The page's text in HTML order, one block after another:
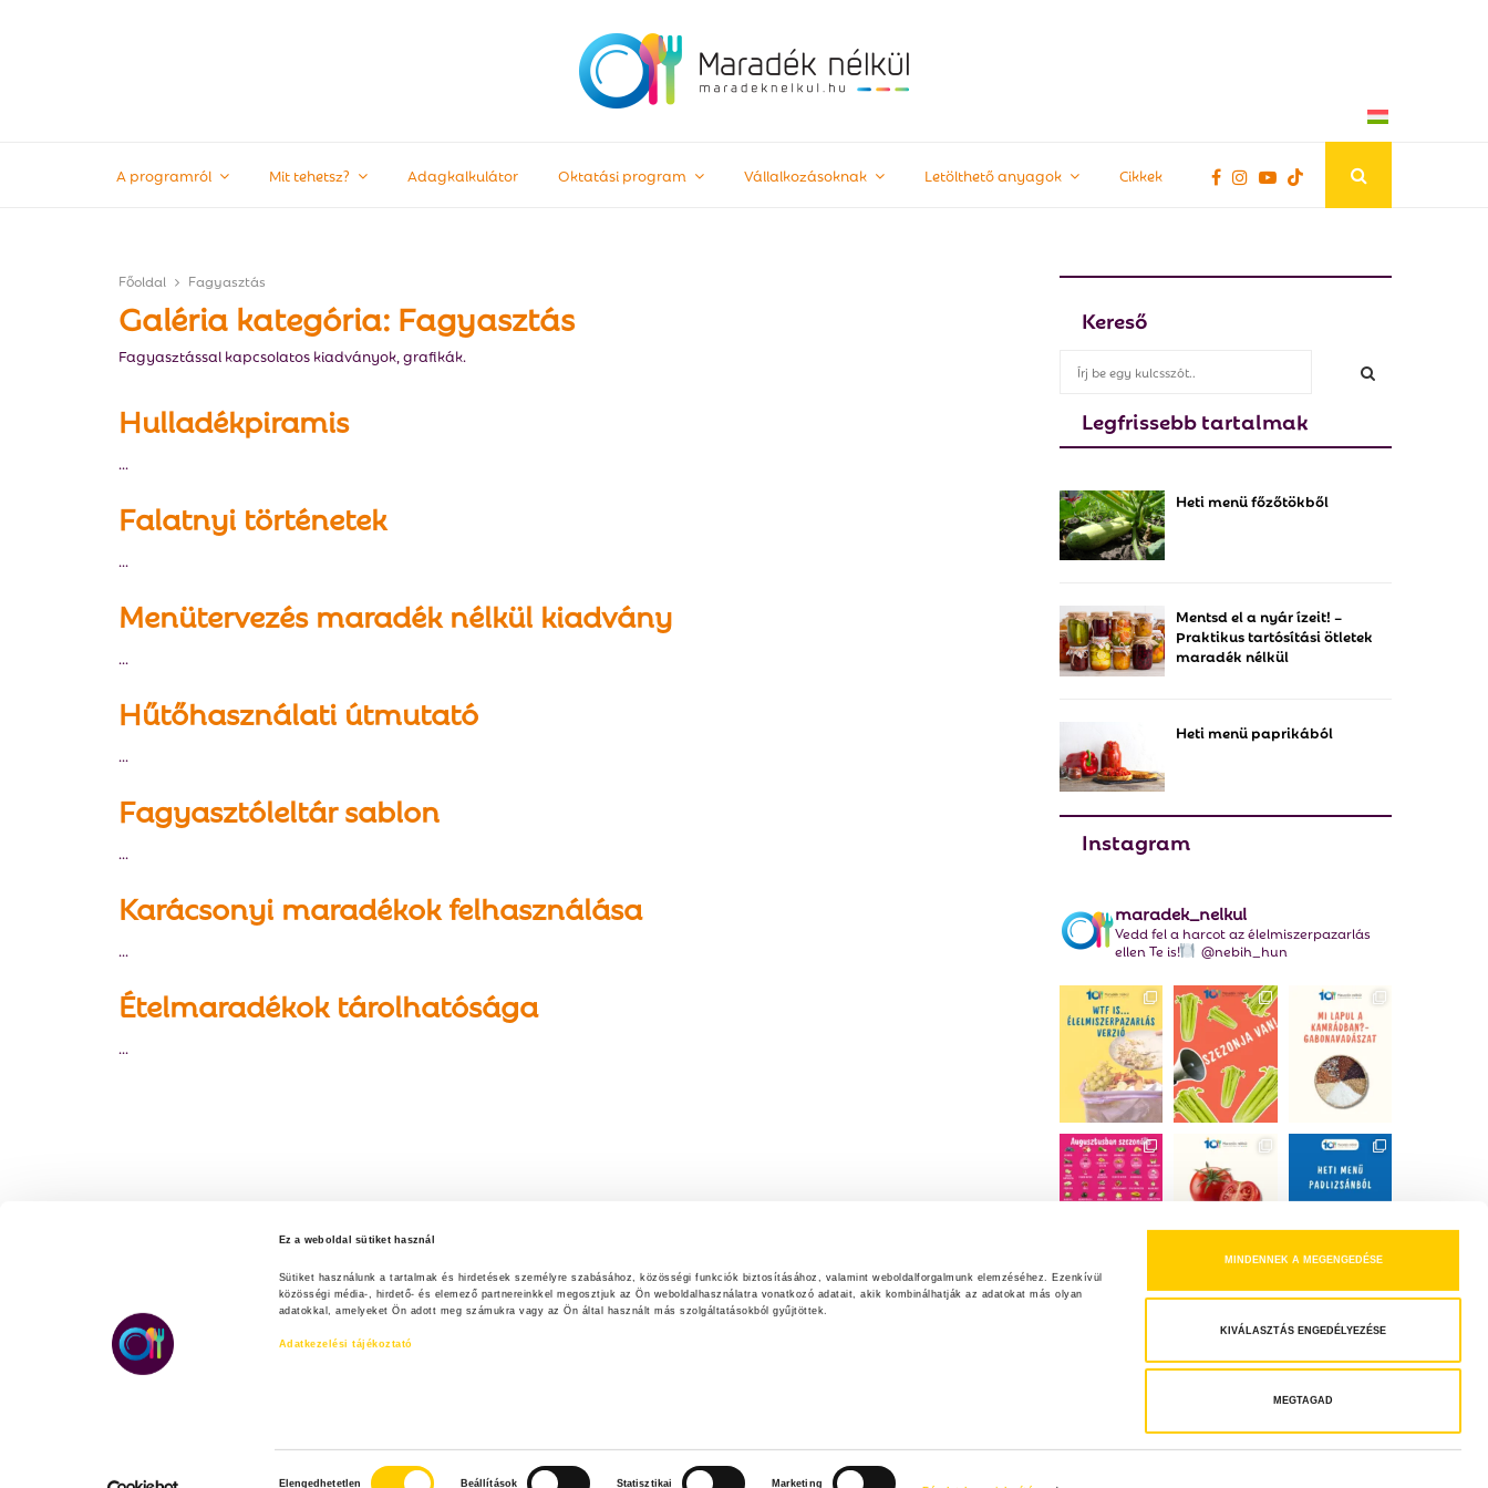
Ez a weboldal sütiket használ
Sütiket használunk a tartalmak és hirdetések személyre szabásához, közösségi funkciók biztosításához, valamint weboldalforgalmunk elemzéséhez. Ezenkívül
közösségi média-, hirdető- és elemező partnereinkkel megosztjuk az Ön weboldalhasználatra vonatkozó adatait, akik kombinálhatják az adatokat más olyan
adatokkal, amelyeket Ön adott meg számukra vagy az Ön által használt más szolgáltatásokból gyűjtöttek.
Adatkezelési tájékoztató
Elengedhetetlen
Beállítások Statisztikai Marketing
MINDENNEK A MEGENGEDÉSE
KIVÁLASZTÁS ENGEDÉLYEZÉSE
MEGTAGAD
A programról Mit tehetsz? Adagkalkulátor Oktatási program Vállalkozásoknak Letölthető anyagok Cikkek
Főoldal Fagyasztás
Galéria kategória: Fagyasztás
Fagyasztással kapcsolatos kiadványok, grafikák.
Hulladékpiramis
...
Falatnyi történetek
...
Menütervezés maradék nélkül kiadvány
...
Hűtőhasználati útmutató
...
Fagyasztóleltár sablon
...
Karácsonyi maradékok felhasználása
...
Ételmaradékok tárolhatósága
...
Kereső
c
f
o
r
H
Legfrissebb tartalmak
Heti menü főzőtökből
Mentsd el a nyár ízeit! –
Praktikus tartósítási ötletek
maradék nélkül
Heti menü paprikából
Instagram
maradek_nelkul
Vedd fel a harcot az élelmiszerpazarlás
ellen Te is!
@nebih_hun